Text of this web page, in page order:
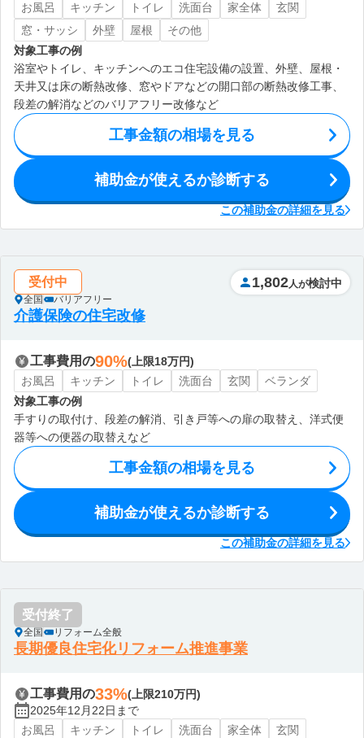
お風呂
キッチン トイレ 洗面台 家全体
玄関
窓・サッシ
外壁 屋根
その他
対象工事の例
浴室やトイレ、キッチンへのエコ住宅設備の設置、外壁、屋根・
天井又は床の断熱改修、窓やドアなどの開口部の断熱改修工事、
段差の解消などのバリアフリー改修など
工事金額の相場を見る
補助金が使えるか診断する
この補助金の詳細を見る
受付中
全国 バリアフリー
1,802 人が検討中
介護保険の住宅改修
工事費用の90%(上限18万円)
お風呂
キッチン トイレ 洗面台 玄関
ベランダ
対象工事の例
手すりの取付け、段差の解消、引き戸等への扉の取替え、洋式便
器等への便器の取替えなど
工事金額の相場を見る
補助金が使えるか診断する
この補助金の詳細を見る
受付終了
全国 リフォーム全般
長期優良住宅化リフォーム推進事業
工事費用の33%(上限210万円)
2025年12月22日まで
お風呂
キッチン トイレ 洗面台 家全体 玄関